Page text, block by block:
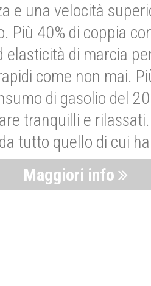
e una velocità
Più 40% di coppia
elasticità di marcia
come non mai.
di gasolio del
tranquilli e
tutto quello di cui
Maggiori info